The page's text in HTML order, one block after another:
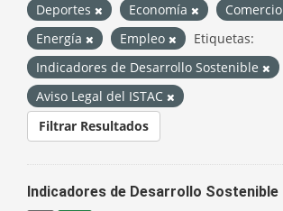
Deportes
Economía
Comercio
Energía
Empleo
Etiquetas:
Indicadores de Desarrollo Sostenible
Aviso Legal del ISTAC
Filtrar Resultados
Indicadores de Desarrollo Sostenible